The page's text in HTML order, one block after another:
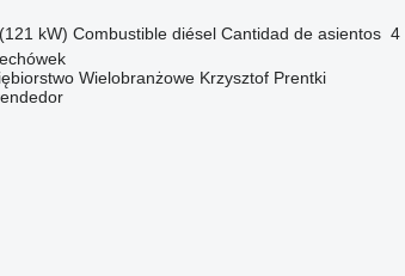
kW) Combustible diésel Cantidad de asientos 4
Wielobranżowe Krzysztof Prentki